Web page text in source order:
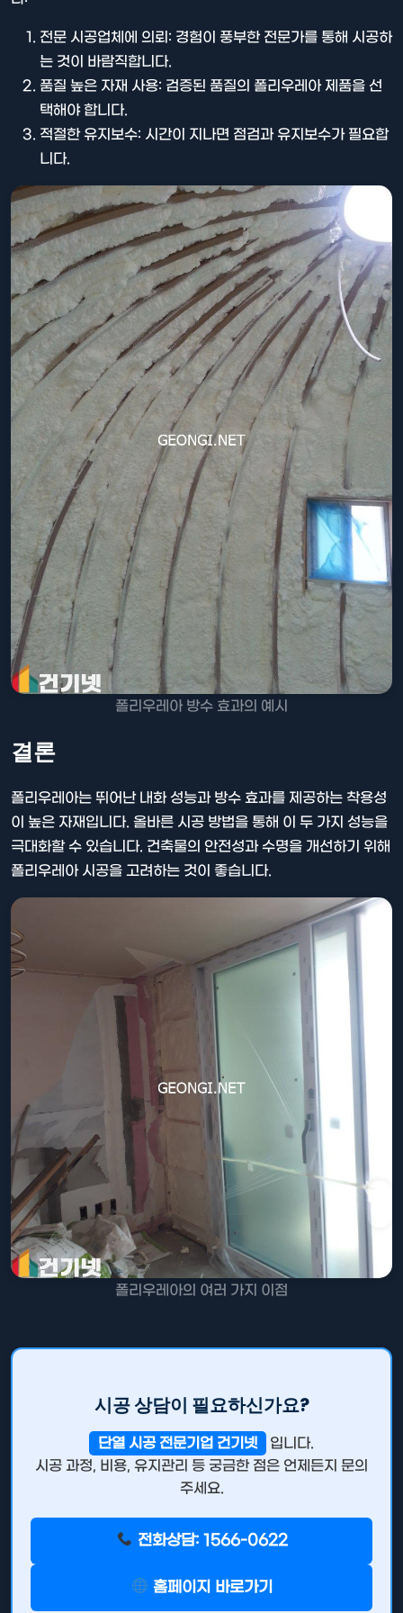
전문 시공업체에 의뢰: 경험이 풍부한 전문가를 통해 시공하
는 것이 바람직합니다.
품질 높은 자재 사용: 검증된 품질의 폴리우레아 제품을 선
택해야 합니다.
적절한 유지보수: 시간이 지나면 점검과 유지보수가 필요합
니다.
폴리우레아 방수 효과의 예시
결론
폴리우레아는 뛰어난 내화 성능과 방수 효과를 제공하는 착용성
이 높은 자재입니다. 올바른 시공 방법을 통해 이 두 가지 성능을
극대화할 수 있습니다. 건축물의 안전성과 수명을 개선하기 위해
폴리우레아 시공을 고려하는 것이 좋습니다.
폴리우레아의 여러 가지 이점
시공 상담이 필요하신가요?
단열 시공 전문기업 건기넷
입니다.
시공 과정, 비용, 유지관리 등 궁금한 점은 언제든지 문의
주세요.
전화상담: 1566-0622
홈페이지 바로가기